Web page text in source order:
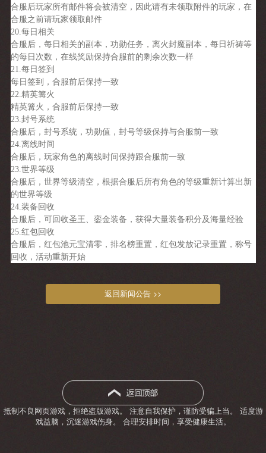
合服后玩家所有邮件将会被清空，因此请有未领取附件的玩家，在
合服之前请玩家领取邮件
20.每日相关
合服后，每日相关的副本，功勋任务，离火封魔副本，每日祈祷等
的每日次数，在线奖励保持合服前的剩余次数一样
21.每日签到
每日签到，合服前后保持一致
22.精英篝火
精英篝火，合服前后保持一致
23.封号系统
合服后，封号系统，功勋值，封号等级保持与合服前一致
24.离线时间
合服后，玩家角色的离线时间保持跟合服前一致
23.世界等级
合服后，世界等级清空，根据合服后所有角色的等级重新计算出新
的世界等级
24.装备回收
合服后，可回收圣王、銮金装备，获得大量装备积分及海量经验
25.红包回收
合服后，红包池元宝清零，排名榜重置，红包发放记录重置，称号
回收，活动重新开始
返回新闻公告 >>
抵制不良网页游戏，拒绝盗版游戏。 注意自我保护，谨防受骗上当。 适度游
戏益脑，沉迷游戏伤身。 合理安排时间，享受健康生活。